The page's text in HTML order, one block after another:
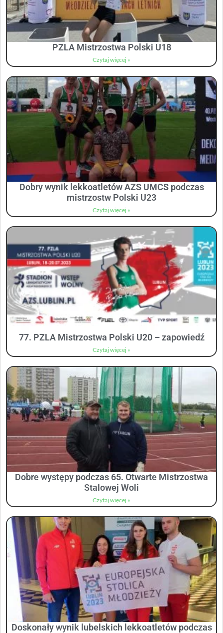
PZLA Mistrzostwa Polski U18
Czytaj więcej »
Dobry wynik lekkoatletów AZS UMCS podczas
mistrzostw Polski U23
Czytaj więcej »
77. PZLA Mistrzostwa Polski U20 – zapowiedź
Czytaj więcej »
Dobre występy podczas 65. Otwarte Mistrzostwa
Stalowej Woli
Czytaj więcej »
Doskonały wynik lubelskich lekkoatletów podczas